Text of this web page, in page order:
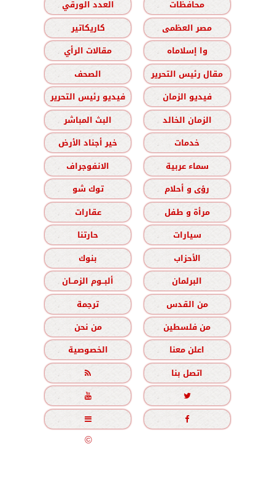
محافظات
العدد الورقي
مصر العظمى
كاريكاتير
وا إسلاماه
مقالات الرأي
مقال رئيس التحرير
الصحف
فيديو الزمان
فيديو رئيس التحرير
الزمان الخالد
البث المباشر
خدمات
خير أجناد الأرض
سماء عربية
الانفوجراف
رؤى و أحلام
توك شو
مرأة و طفل
عقارات
سيارات
حارتنا
الأحزاب
بنوك
البرلمان
ألبــوم الزمــان
من القدس
ترجمة
من فلسطين
من نحن
اعلن معنا
الخصوصية
اتصل بنا





جميع الحقوق محفوظة©